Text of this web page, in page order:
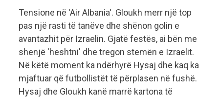
Tensione në 'Air Albania'. Gloukh merr një top
pas një rasti të tanëve dhe shënon golin e
avantazhit për Izraelin. Gjatë festës, ai bën me
shenjë 'heshtni' dhe tregon stemën e Izraelit.
Në këtë moment ka ndërhyrë Hysaj dhe kaq ka
mjaftuar që futbollistët të përplasen në fushë.
Hysaj dhe Gloukh kanë marrë kartona të